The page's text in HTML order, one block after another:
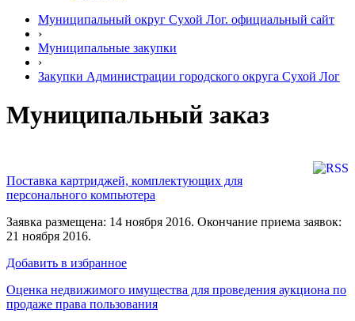
Муниципальный округ Сухой Лог. официальный сайт
›
Муниципальные закупки
›
Закупки Администрации городского округа Сухой Лог
Муниципальный заказ
Поставка картриджей, комплектующих для
персонального компьютера
Заявка размещена: 14 ноября 2016. Окончание приема заявок:
21 ноября 2016.
Добавить в избранное
Оценка недвижимого имущества для проведения аукциона по
продаже права пользования